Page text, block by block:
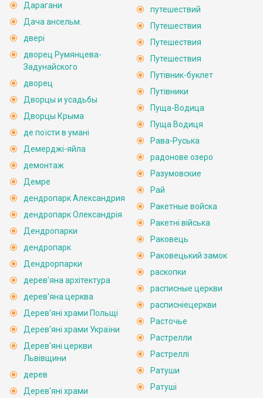
Дарагани
Дача ансельм.
двері
дворец Румянцева-
Задунайского
дворец
Дворцы и усадьбы
Дворцы Крыма
де поїсти в умані
Демерджі-яйла
демонтаж
Демре
дендропарк Александрия
дендропарк Олександрія
Дендропарки
дендропарк
Дендрорпарки
дерев'яна архітектура
дерев'яна церква
Дерев'яні храми Польщі
Дерев'яні храми України
Дерев'яні церкви
Львівщини
дерев
Дерев'яні храми
путешествий
Путешествия
Путешествия
Путешествия
Путівник-буклет
Путівники
Пуща-Водица
Пуща Водиця
Рава-Руська
радонове озеро
Разумовские
Рай
Ракетные войска
Ракетні війська
Раковець
Раковецький замок
раскопки
расписные церкви
расписніецеркви
Расточье
Растрелли
Растреллі
Ратуши
Ратуші